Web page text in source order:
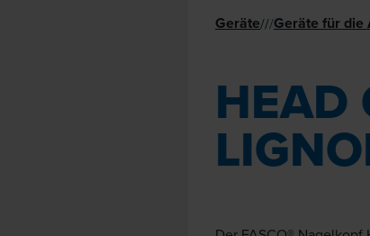
Geräte///Geräte für die
HEAD